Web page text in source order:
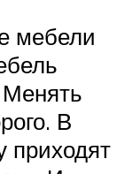
мебели
Менять
В
приходят